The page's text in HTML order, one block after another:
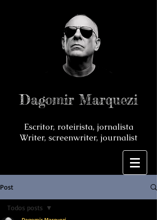
Dagomir Marquezi
Escritor, roteirista, jornalista
Writer, screenwriter, journalist
Post
Todos posts